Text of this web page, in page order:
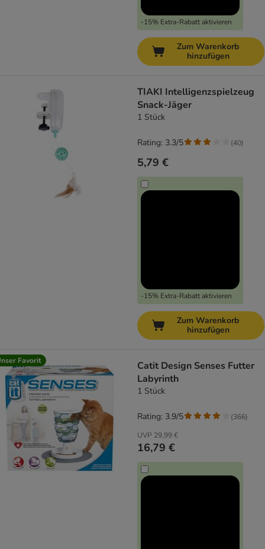
-15% Extra-Rabatt aktivieren
Zum Warenkorb
hinzufügen
TIAKI Intelligenzspielzeug
Snack-Jäger
1 Stück
5,79 €
-15% Extra-Rabatt aktivieren
Rating: 3.3/5 (40)
Zum Warenkorb
hinzufügen
Favorit
Catit Design Senses Futter
Labyrinth
1 Stück
UVP 29,99 €
16,79 €
Rating: 3.9/5 (366)